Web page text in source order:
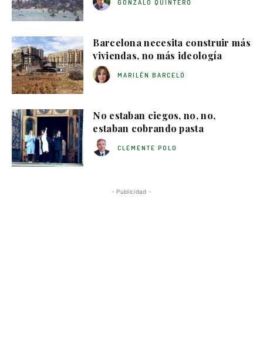
GONZALO QUINTERO
Barcelona necesita construir más
viviendas, no más ideología
MARILÉN BARCELÓ
No estaban ciegos, no, no,
estaban cobrando pasta
CLEMENTE POLO
- Publicidad -